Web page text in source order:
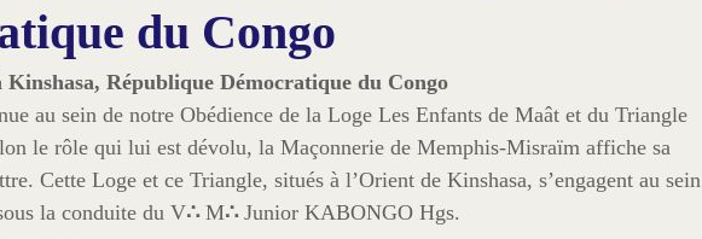
du Congo
Kinshasa, République Démocratique du Congo
au sein de notre Obédience de la Loge Les Enfants de Maât et du Triangle
le rôle qui lui est dévolu, la Maçonnerie de Memphis-Misraïm affiche sa
Cette Loge et ce Triangle, situés à l’Orient de Kinshasa, s’engagent au sein
la conduite du V∴ M∴ Junior KABONGO Hgs.